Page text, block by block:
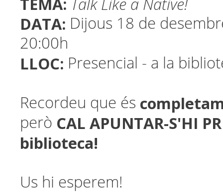
DATA: Dijous 18 de
20:00h
LLOC: Presencial - a la
Recordeu que és
però CAL APUNTAR-S'HI
biblioteca!
Us hi esperem!